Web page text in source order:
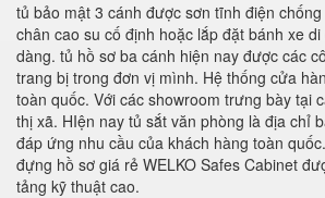
tủ bảo mật 3 cánh được sơn tĩnh điện
chân cao su cố định hoặc lắp đặt bánh xe
dàng. tủ hồ sơ ba cánh hiện nay được các
trang bị trong đơn vị mình. Hệ thống cửa
toàn quốc. Với các showroom trưng bày tại
thị xã. HIện nay tủ sắt văn phòng là địa chỉ
đáp ứng nhu cầu của khách hàng toàn
đựng hồ sơ giá rẻ WELKO Safes Cabinet
tảng kỹ thuật cao.